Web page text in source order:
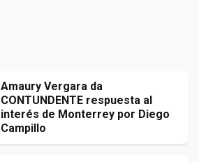
Amaury Vergara da
CONTUNDENTE respuesta al
interés de Monterrey por Diego
Campillo